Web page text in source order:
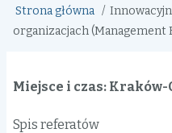
Ścieżka
nawigacyjna
Strona główna
organizacjach (Management
Miejsce i czas:
Spis referatów